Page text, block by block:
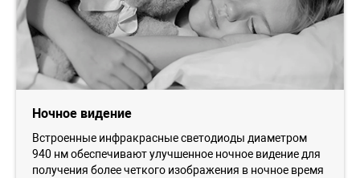
Ночное видение
Встроенные инфракрасные светодиоды диаметром
940 нм обеспечивают улучшенное ночное видение для
получения более четкого изображения в ночное время